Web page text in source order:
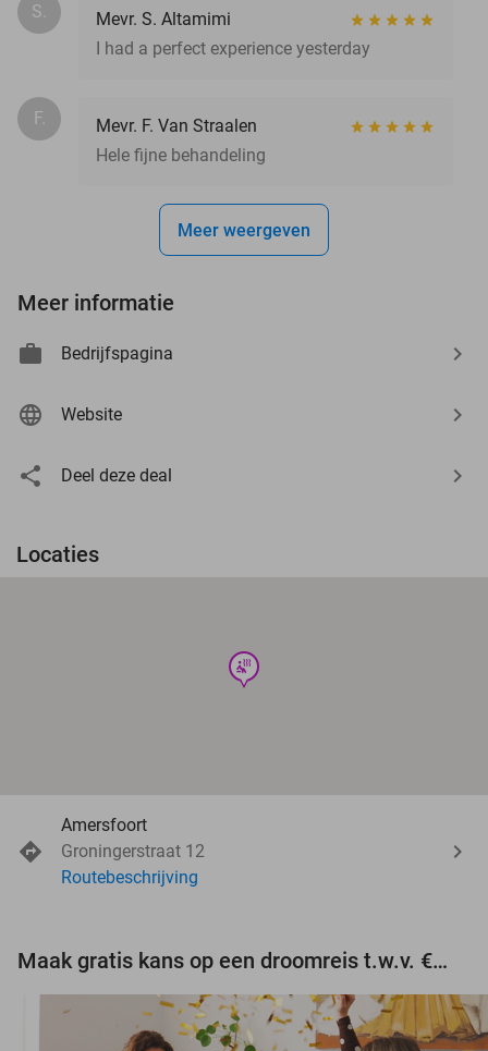
S.
Mevr. S. Altamimi
I had a perfect experience yesterday
F.
Mevr. F. Van Straalen
Hele fijne behandeling
Meer weergeven
Meer informatie
Bedrijfspagina
Website
Deel deze deal
Locaties
wellness
Amersfoort
Groningerstraat 12
Routebeschrijving
Maak gratis kans op een droomreis t.w.v. €3.000!